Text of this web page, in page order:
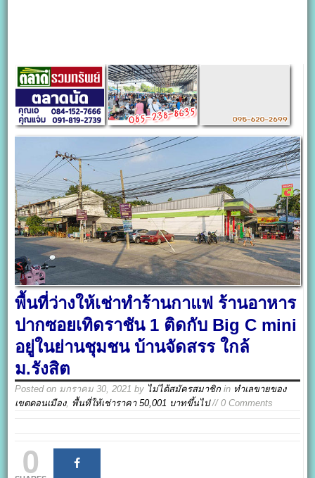
พื้นที่ว่างให้เช่าทำร้านกาแฟ ร้านอาหาร
ปากซอยเทิดราชัน 1 ติดกับ Big C mini
อยู่ในย่านชุมชน บ้านจัดสรร ใกล้
ม.รังสิต
Posted on มกราคม 30, 2021 by ไม่ได้สมัครสมาชิก in ทำเลขายของ
เขตดอนเมือง, พื้นที่ให้เช่าราคา 50,001 บาทขึ้นไป// 0 Comments
0